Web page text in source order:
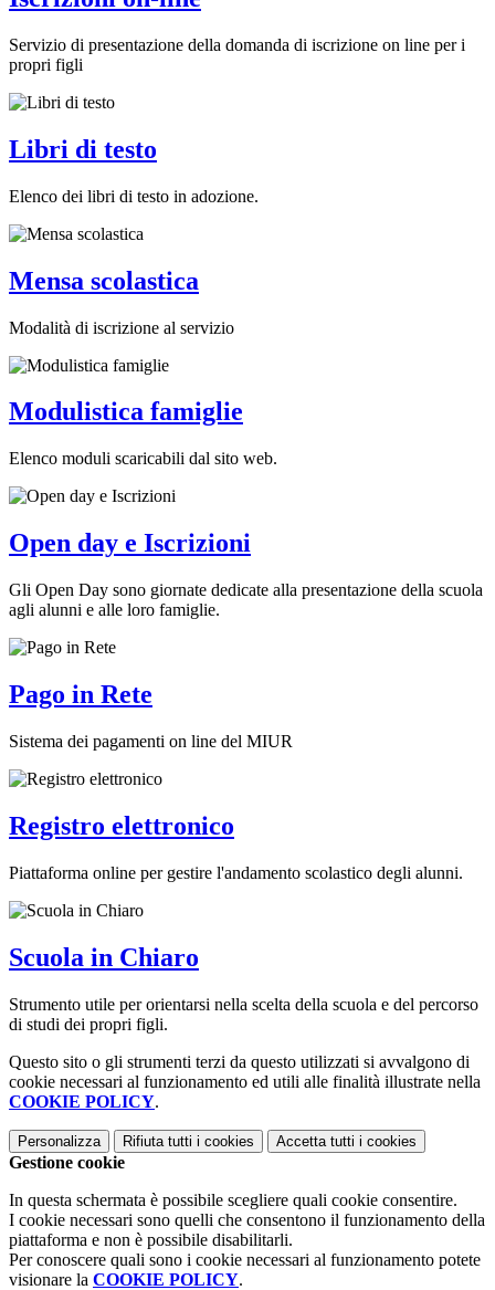
Servizio di presentazione della domanda di iscrizione on line per i
propri figli
Libri di testo
Elenco dei libri di testo in adozione.
Mensa scolastica
Modalità di iscrizione al servizio
Modulistica famiglie
Elenco moduli scaricabili dal sito web.
Open day e Iscrizioni
Gli Open Day sono giornate dedicate alla presentazione della scuola
agli alunni e alle loro famiglie.
Pago in Rete
Sistema dei pagamenti on line del MIUR
Registro elettronico
Piattaforma online per gestire l'andamento scolastico degli alunni.
Scuola in Chiaro
Strumento utile per orientarsi nella scelta della scuola e del percorso
di studi dei propri figli.
Questo sito o gli strumenti terzi da questo utilizzati si avvalgono di
cookie necessari al funzionamento ed utili alle finalità illustrate nella
COOKIE POLICY.
Personalizza Rifiuta tutti i cookies Accetta tutti i cookies
Gestione cookie
In questa schermata è possibile scegliere quali cookie consentire.
I cookie necessari sono quelli che consentono il funzionamento della
piattaforma e non è possibile disabilitarli.
Per conoscere quali sono i cookie necessari al funzionamento potete
visionare la COOKIE POLICY.